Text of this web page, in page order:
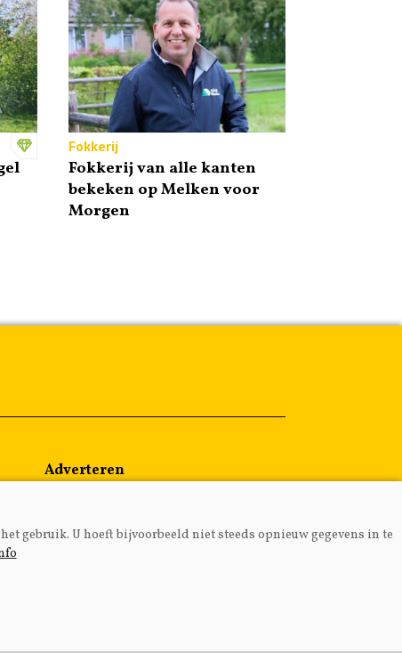
Fokkerij
Fokkerij van alle kanten
bekeken op Melken voor
Morgen
Adverteren
Over ons
gebruik. U hoeft bijvoorbeeld niet steeds opnieuw gegevens in te